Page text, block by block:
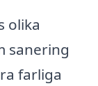
olika
sanering
farliga